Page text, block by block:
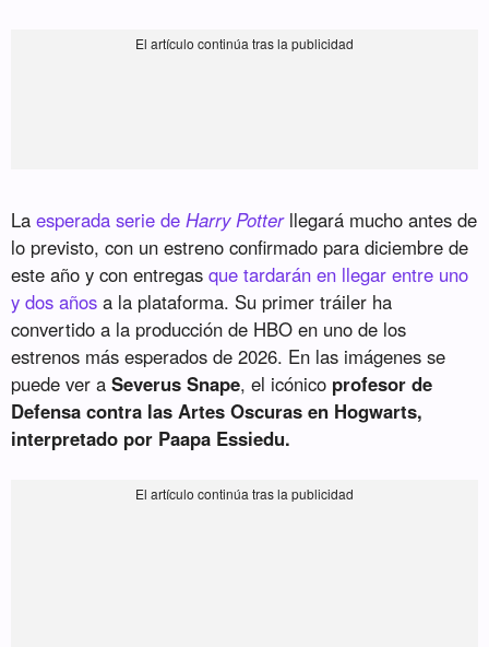
Laesperada serie deHarry Potterllegará mucho antes de
lo previsto, con un estreno confirmado para diciembre de
este año y con entregasque tardarán en llegar entre uno
y dos años a la plataforma. Su primer tráiler ha
convertido a la producción de HBO en uno de los
estrenos más esperados de 2026. En las imágenes se
puede ver aSeverus Snape, el icónico profesor de
Defensa contra las Artes Oscuras en Hogwarts,
interpretado por Paapa Essiedu.